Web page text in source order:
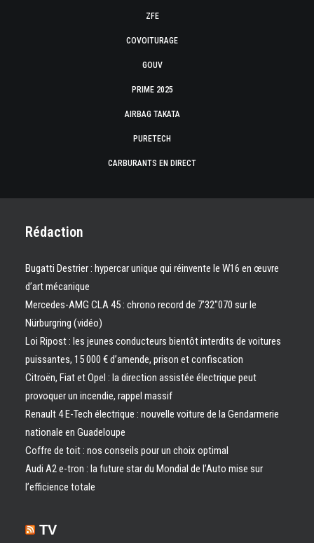
ZFE
COVOITURAGE
GOUV
PRIME 2025
AIRBAG TAKATA
PURETECH
CARBURANTS EN DIRECT
Rédaction
Bugatti Destrier : hypercar unique qui réinvente le W16 en œuvre
d’art mécanique
Mercedes-AMG CLA 45 : chrono record de 7’32″070 sur le
Nürburgring (vidéo)
Loi Ripost : les jeunes conducteurs bientôt interdits de voitures
puissantes, 15 000 € d’amende, prison et confiscation
Citroën, Fiat et Opel : la direction assistée électrique peut
provoquer un incendie, rappel massif
Renault 4 E-Tech électrique : nouvelle voiture de la Gendarmerie
nationale en Guadeloupe
Coffre de toit : nos conseils pour un choix optimal
Audi A2 e-tron : la future star du Mondial de l’Auto mise sur
l’efficience totale
TV